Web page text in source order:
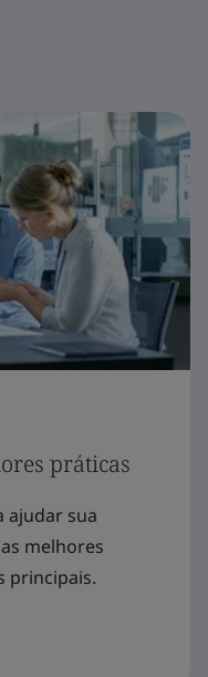
práticas
ajudar sua
melhores
principais.